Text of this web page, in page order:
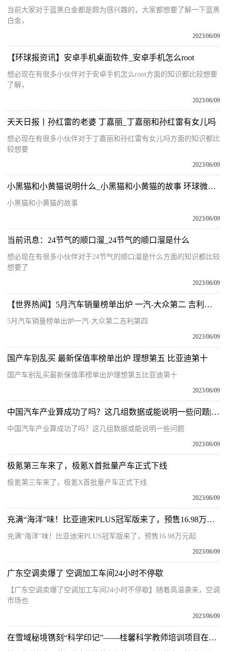
当前大家对于蓝黑白金都是颇为感兴趣的，大家都想要了解一下蓝黑
白金，
2023/06/09
【环球报资讯】安卓手机桌面软件_安卓手机怎么root
想必现在有很多小伙伴对于安卓手机怎么root方面的知识都比较想要
了解，
2023/06/09
天天日报丨孙红雷的老婆 丁嘉丽_丁嘉丽和孙红雷有女儿吗
想必现在有很多小伙伴对于丁嘉丽和孙红雷有女儿吗方面的知识都比
较想要
2023/06/09
小黑猫和小黄猫说明什么_小黑猫和小黄猫的故事 环球微头条
小黑猫和小黄猫的故事
2023/06/09
当前讯息：24节气的顺口溜_24节气的顺口溜是什么
想必现在有很多小伙伴对于24节气的顺口溜是什么方面的知识都比较
想要了
2023/06/09
【世界热闻】5月汽车销量榜单出炉 一汽-大众第二 吉利第四
5月汽车销量榜单出炉一汽-大众第二吉利第四
2023/06/09
国产车别乱买 最新保值率榜单出炉 理想第五 比亚迪第十
国产车别乱买最新保值率榜单出炉理想第五比亚迪第十
2023/06/09
中国汽车产业算成功了吗？这几组数据或能说明一些问题|世界今日讯
中国汽车产业算成功了吗？这几组数据或能说明一些问题
2023/06/09
极氪第三车来了，极氪X首批量产车正式下线
极氪第三车来了，极氪X首批量产车正式下线
2023/06/09
充满“海洋”味！比亚迪宋PLUS冠军版来了，预售16.98万元起
充满“海洋”味！比亚迪宋PLUS冠军版来了，预售16 98万元起
2023/06/09
广东空调卖爆了 空调加工车间24小时不停歇
【广东空调卖爆了空调加工车间24小时不停歇】随着高温袭来，空调
市场也
2023/06/09
在雪域秘境镌刻“科学印记”——桂馨科学教师培训项目在西藏地区落地实施 今日精选